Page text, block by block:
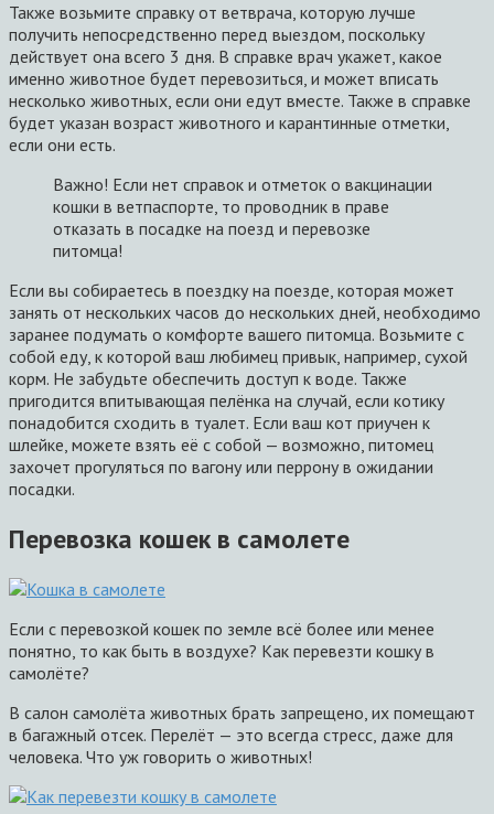
Также возьмите справку от ветврача, которую лучше
получить непосредственно перед выездом, поскольку
действует она всего 3 дня. В справке врач укажет, какое
именно животное будет перевозиться, и может вписать
несколько животных, если они едут вместе. Также в справке
будет указан возраст животного и карантинные отметки,
если они есть.
Важно! Если нет справок и отметок о вакцинации
кошки в ветпаспорте, то проводник в праве
отказать в посадке на поезд и перевозке
питомца!
Если вы собираетесь в поездку на поезде, которая может
занять от нескольких часов до нескольких дней, необходимо
заранее подумать о комфорте вашего питомца. Возьмите с
собой еду, к которой ваш любимец привык, например, сухой
корм. Не забудьте обеспечить доступ к воде. Также
пригодится впитывающая пелёнка на случай, если котику
понадобится сходить в туалет. Если ваш кот приучен к
шлейке, можете взять её с собой — возможно, питомец
захочет прогуляться по вагону или перрону в ожидании
посадки.
Перевозка кошек в самолете
Если с перевозкой кошек по земле всё более или менее
понятно, то как быть в воздухе? Как перевезти кошку в
самолёте?
В салон самолёта животных брать запрещено, их помещают
в багажный отсек. Перелёт — это всегда стресс, даже для
человека. Что уж говорить о животных!